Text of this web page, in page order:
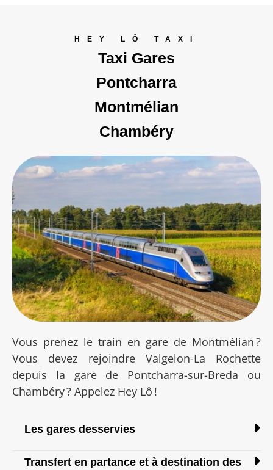
HEY LÔ TAXI
Taxi Gares
Pontcharra
Montmélian
Chambéry
Vous prenez le train en gare de Montmélian ?
Vous devez rejoindre Valgelon-La Rochette
depuis la gare de Pontcharra-sur-Breda ou
Chambéry ? Appelez Hey Lô !
Les gares desservies
Transfert en partance et à destination des